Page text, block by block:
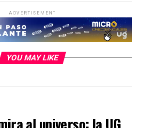
ADVERTISEMENT
YOU MAY LIKE
al universo: la UG